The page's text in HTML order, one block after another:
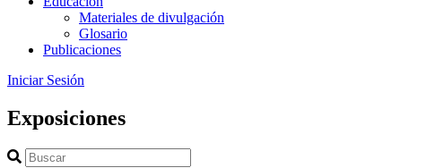
Materiales de divulgación
Glosario
Publicaciones
Iniciar Sesión
Exposiciones